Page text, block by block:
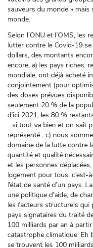
sauveurs du monde »
monde.
Selon l’ONU et l’OMS, les
lutter contre le Covid-19
dollars, des montants
encore, a) les pays riches,
mondiale, ont déjà acheté
conjointement (pour
des doses prévues
seulement 20 % de la
d’ici 2021, les 80 %
…si tout va bien et on sait
représenté ; c) nous
domaine de la lutte contre
quantité et qualité
et les personnes
logement pour tous, c’est-
l’état de santé d’un pays.
une politique d’aide, de
les facteurs structurels qui
pays signataires du traité
100 milliards par an à
catastrophe climatique. Eh
se trouvent les 100